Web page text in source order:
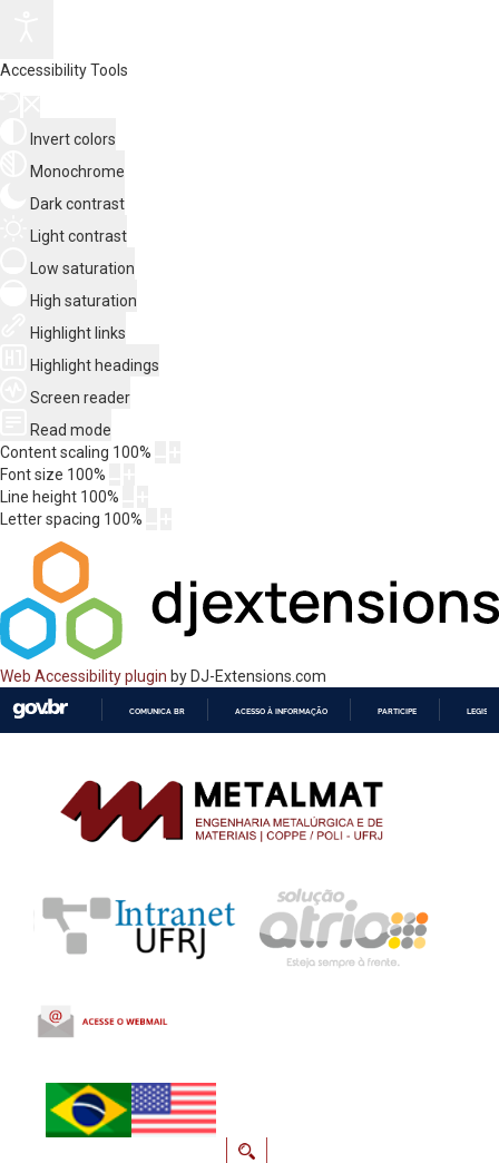
Accessibility Tools
Invert colors
Monochrome
Dark contrast
Light contrast
Low saturation
High saturation
Highlight links
Highlight headings
Screen reader
Read mode
Content scaling 100%
Font size 100%
Line height 100%
Letter spacing 100%
Web Accessibility plugin by DJ-Extensions.com
CONTEÚDO
COMUNICA BR ACESSO À INFORMAÇÃO PARTICIPE